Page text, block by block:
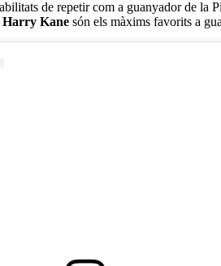
de repetir com a guanyador de la
Harry Kane són els màxims favorits a